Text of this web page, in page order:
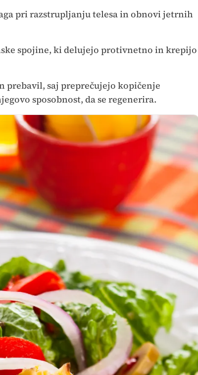
pri razstrupljanju telesa in obnovi jetrnih
spojine, ki delujejo protivnetno in krepijo
prebavil, saj preprečujejo kopičenje
sposobnost, da se regenerira.